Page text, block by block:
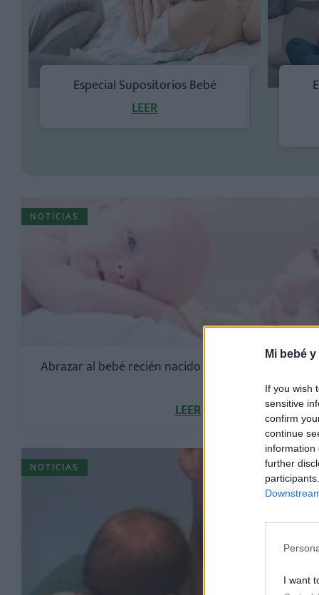
Mi bebé
If you wish
sensitive
confirm
continue
information
further
I want
Especial Supositorios Bebé
LEER
NOTICIAS
Abrazar al bebé recién nacido puede modificar su
LEER
NOTICIAS